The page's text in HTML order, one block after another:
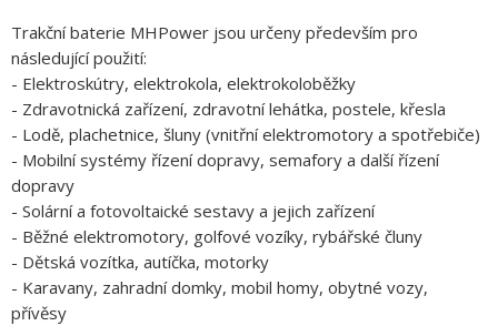
Trakční baterie MHPower jsou určeny především pro
následující použití:
- Elektroskútry, elektrokola, elektrokoloběžky
- Zdravotnická zařízení, zdravotní lehátka, postele, křesla
- Lodě, plachetnice, šluny (vnitřní elektromotory a spotřebiče)
- Mobilní systémy řízení dopravy, semafory a další řízení
dopravy
- Solární a fotovoltaické sestavy a jejich zařízení
- Běžné elektromotory, golfové vozíky, rybářské čluny
- Dětská vozítka, autíčka, motorky
- Karavany, zahradní domky, mobil homy, obytné vozy,
přívěsy